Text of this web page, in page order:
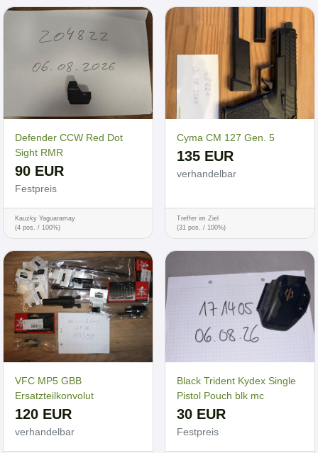
Defender CCW Red Dot
Sight RMR
90 EUR
Festpreis
Kauzky Yaguaramay
(4 pos. / 100%)
Cyma CM 127 Gen. 5
135 EUR
verhandelbar
Treffer im Ziel
(31 pos. / 100%)
VFC MP5 GBB
Ersatzteilkonvolut
120 EUR
verhandelbar
Black Trident Kydex Single
Pistol Pouch blk mc
30 EUR
Festpreis